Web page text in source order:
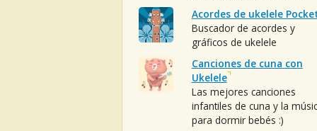
Acordes de ukelele
Buscador de acordes y
gráficos de ukelele
Canciones de cuna con
Ukelele
Las mejores canciones
infantiles de cuna y la
para dormir bebés :)